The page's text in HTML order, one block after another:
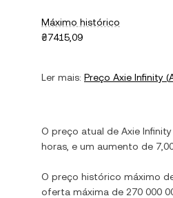
Máximo histórico
₴7415,09
Ler mais: Preço Axie Infinity (
O preço atual de Axie Infinity
horas, e um aumento de
O preço histórico máximo
oferta máxima de 270 000